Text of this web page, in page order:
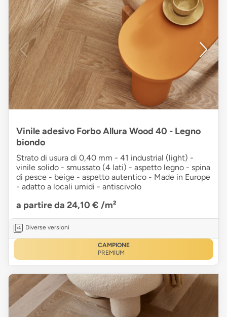
Vinile adesivo Forbo Allura Wood 40 - Legno
biondo
Strato di usura di 0,40 mm - 41 industrial (light) -
vinile solido - smussato (4 lati) - aspetto legno - spina
di pesce - beige - aspetto autentico - Made in Europe
- adatto a locali umidi - antiscivolo
a partire da 24,10 € /m²
Diverse versioni
CAMPIONE
PREMIUM